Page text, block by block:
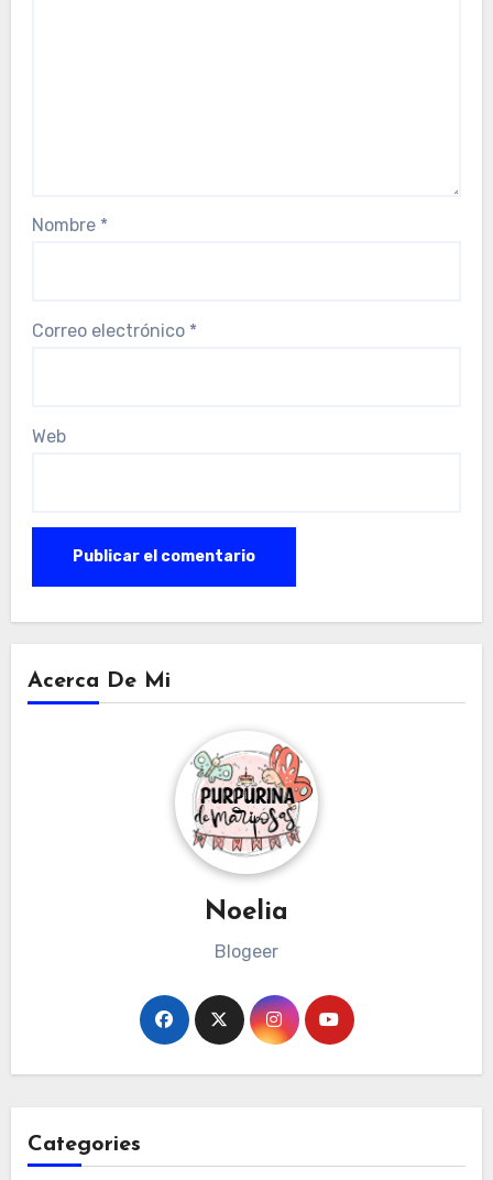
Nombre *
Correo electrónico *
Web
Acerca De Mi
Noelia
Blogeer
Categories